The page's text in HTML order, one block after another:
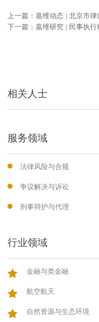
相关人士
服务领域
法律风险与合规
争议解决与诉讼
刑事辩护与代理
行业领域
金融与类金融
航空航天
自然资源与生态环境